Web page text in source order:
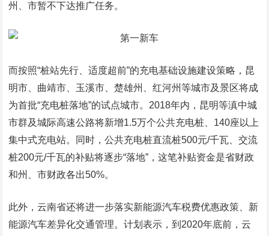
州、市暂不下达推广任务。
而按照“桩站先行、适度超前”的充电基础设施建设策略，昆
明市、曲靖市、玉溪市、楚雄州、红河州等城市及景区将成
为首批“充电桩落地”的试点城市。2018年内，昆明等滇中城
市群及城际高速公路将新增1.5万个公共充电桩、140座以上
集中式充电站。同时，公共充电桩直流桩500元/千瓦、交流
桩200元/千瓦的补贴将逐步“落地”，这笔补贴资金是省财政
和州、市财政各出50%。
此外，云南省还将进一步落实新能源汽车税费优惠政策、新
能源汽车差异化交通管理。计划表示，到2020年底前，云